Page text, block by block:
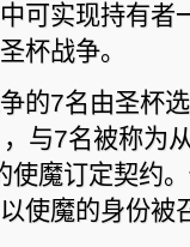
可实现持有者
杯战争。
的7名由圣杯
与7名被称为
使魔订定契约
使魔的身份被